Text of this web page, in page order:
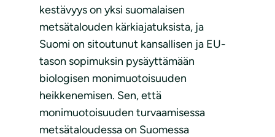
kestävyys on yksi suomalaisen
metsätalouden kärkiajatuksista, ja
Suomi on sitoutunut kansallisen ja EU-
tason sopimuksin pysäyttämään
biologisen monimuotoisuuden
heikkenemisen. Sen, että
monimuotoisuuden turvaamisessa
metsätaloudessa on Suomessa